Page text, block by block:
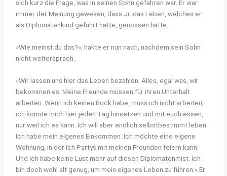
sich kurz die Frage, was in seinen Sohn gefahren war. Er war
immer der Meinung gewesen, dass Jr. das Leben, welches er
als Diplomatenkind geführt hatte, genossen hatte.
»Wie meinst du das?«, hakte er nun nach, nachdem sein Sohn
nicht weitersprach.
»Wir lassen uns hier das Leben bezahlen. Alles, egal was, wir
bekommen es. Meine Freunde müssen für ihren Unterhalt
arbeiten. Wenn ich keinen Bock habe, muss ich nicht arbeiten,
ich könnte mich hier jeden Tag hinsetzen und mit euch essen,
nur weil ich es kann. Ich will aber endlich selbstbestimmt leben.
Ich habe mein eigenes Einkommen. Ich möchte eine eigene
Wohnung, in der ich Partys mit meinen Freunden feiern kann.
Und ich habe keine Lust mehr auf diesen Diplomatenmist. Ich
bin doch wohl alt genug, um mein eigenes Leben zu führen.« Er